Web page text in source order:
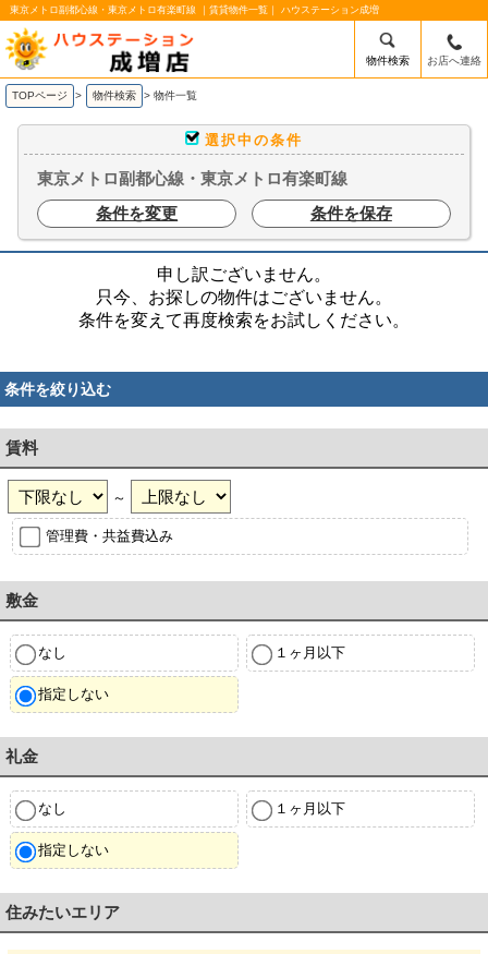
東京メトロ副都心線・東京メトロ有楽町線 ｜賃貸物件一覧｜ ハウステーション成増
物件検索 お店へ連絡
TOPページ > 物件検索 > 物件一覧
選択中の条件
東京メトロ副都心線・東京メトロ有楽町線
条件を変更
条件を保存
申し訳ございません。
只今、お探しの物件はございません。
条件を変えて再度検索をお試しください。
条件を絞り込む
賃料
～
管理費・共益費込み
敷金
なし １ヶ月以下
指定しない
礼金
なし １ヶ月以下
指定しない
住みたいエリア